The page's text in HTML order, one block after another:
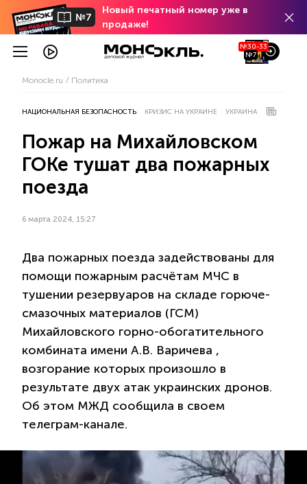
№7
Новый печатный номер уже в
продаже!
№30-33
№7
Monocle.ru Политика
НАЦИОНАЛЬНАЯ БЕЗОПАСНОСТЬ КРИЗИС НА УКРАИНЕ УКРАИНА
Пожар на Михайловском
ГОКе тушат два пожарных
поезда
6 марта 2024, 15:27
Два пожарных поезда задействованы для
помощи пожарным расчётам МЧС в
тушении резервуаров на складе горюче-
смазочных материалов (ГСМ)
Михайловского горно-обогатительного
комбината имени А.В. Варичева ,
возгорание которых произошло в
результате двух атак украинских дронов.
Об этом МЖД сообщила в своем
телеграм-канале.